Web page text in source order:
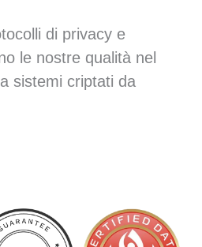
di privacy e
le nostre qualità nel
sistemi criptati da